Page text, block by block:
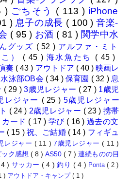
) ごちそう ( 113 ) iPhone
) 息子の成長 ( 100 )音楽-
( 95 ) お酒 ( 81 ) 関学中水
グッズ ( 52 ) アルファ・ミト
） ( 45 ) 海水魚たち ( 45 )
奏 ( 43 ) アウトドア ( 40 ) 映画レ
泳部OB会 ( 34 ) 保育園 ( 32 ) 息
( 29 )3歳児レジャー ( 27 ) 1歳児
レジャー ( 25 ) 5歳児レジャー
( 24 ) 2歳児レジャー ( 23 ) 携帯
ード ( 17 ) 学び ( 16 ) 過去の文
( 15 ) 祝、ご結婚 ( 14 ) フィギュ
レジャー ( 11 )7歳児レジャー( 11 )
ック感想( 8 )AS50( 7 )連続ものの目
) サッカー ( 4 )釣り ( 4 ) Ponta( 2 )
) アウトドア・キャンプ( 1 )